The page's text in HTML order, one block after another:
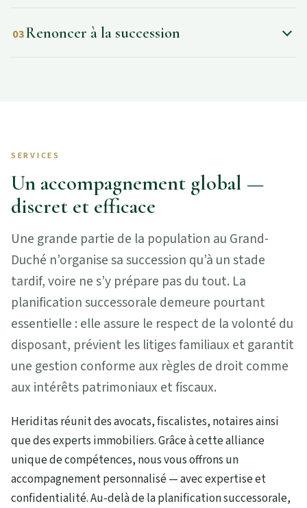
03Renoncer à la succession
SERVICES
Un accompagnement global —
discret et efficace
Une grande partie de la population au Grand-
Duché n’organise sa succession qu’à un stade
tardif, voire ne s’y prépare pas du tout. La
planification successorale demeure pourtant
essentielle : elle assure le respect de la volonté du
disposant, prévient les litiges familiaux et garantit
une gestion conforme aux règles de droit comme
aux intérêts patrimoniaux et fiscaux.
Heriditas réunit des avocats, fiscalistes, notaires ainsi
que des experts immobiliers. Grâce à cette alliance
unique de compétences, nous vous offrons un
accompagnement personnalisé — avec expertise et
confidentialité. Au-delà de la planification successorale,